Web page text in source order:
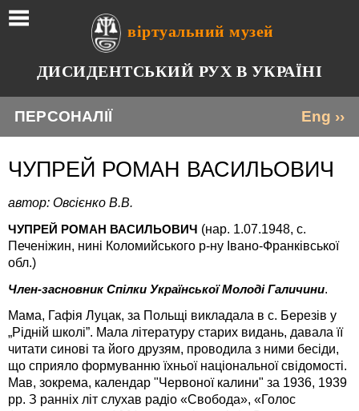
віртуальний музей
ДИСИДЕНТСЬКИЙ РУХ В УКРАЇНІ
Eng ››
ПЕРСОНАЛІЇ
ЧУПРЕЙ РОМАН ВАСИЛЬОВИЧ
автор: Овсієнко В.В.
ЧУПРЕЙ РОМАН ВАСИЛЬОВИЧ (нар. 1.07.1948, с.
Печеніжин, нині Коломийського р-ну Івано-Франківської
обл.)
Член-засновник Спілки Української Молоді Галичини.
Мама, Гафія Луцак, за Польщі викладала в с. Березів у
„Рідній школі”. Мала літературу старих видань, давала її
читати синові та його друзям, проводила з ними бесіди,
що сприяло формуванню їхньої національної свідомості.
Мав, зокрема, календар "Червоної калини" за 1936, 1939
рр. З ранніх літ слухав радіо «Свобода», «Голос